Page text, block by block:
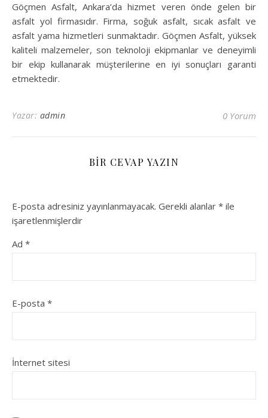
Göçmen Asfalt, Ankara’da hizmet veren önde gelen bir
asfalt yol firmasıdır. Firma, soğuk asfalt, sıcak asfalt ve
asfalt yama hizmetleri sunmaktadır. Göçmen Asfalt, yüksek
kaliteli malzemeler, son teknoloji ekipmanlar ve deneyimli
bir ekip kullanarak müşterilerine en iyi sonuçları garanti
etmektedir.
Yazar: admin 0 Yorum
BIR CEVAP YAZIN
E-posta adresiniz yayınlanmayacak. Gerekli alanlar * ile
işaretlenmişlerdir
Ad *
E-posta *
İnternet sitesi